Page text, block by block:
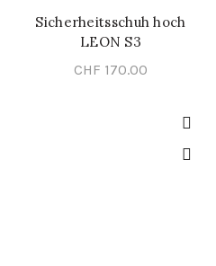
SCHNELL-EINKAUF
Sicherheitsschuh hoch
LEON S3
CHF 170.00